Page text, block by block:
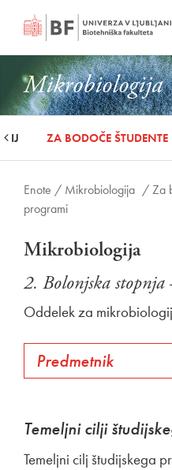
Mikrobiologija
ZA BODOČE ŠTUDENTE
Enote / Mikrobiologija / Za
programi
Mikrobiologija
2. Bolonjska
Oddelek za
Predmetnik
Temeljni cilji
Temeljni cilj študijskega